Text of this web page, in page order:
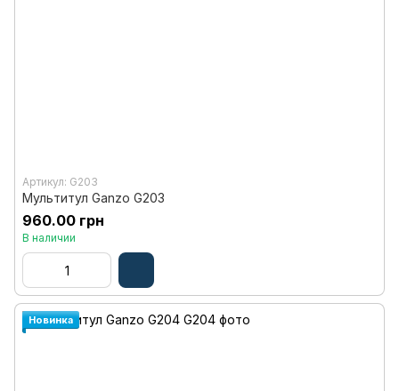
Артикул: G203
Мультитул Ganzo G203
960.00 грн
В наличии
Новинка